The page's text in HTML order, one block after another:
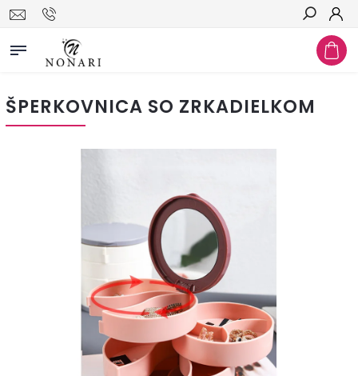
Hľadať
ŠPERKOVNICA SO ZRKADIELKOM